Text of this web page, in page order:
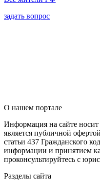
задать вопрос
О нашем портале
Информация на сайте
является публичной
статьи 437 Гражданского
информации и принятием
проконсультируйтесь с
Разделы сайта